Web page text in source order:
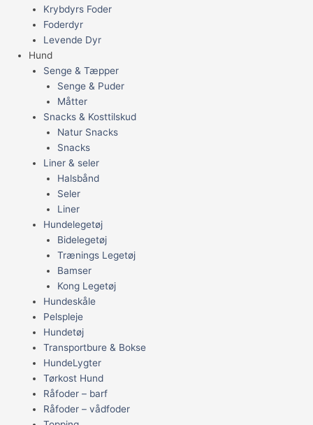
Krybdyrs Foder
Foderdyr
Levende Dyr
Hund
Senge & Tæpper
Senge & Puder
Måtter
Snacks & Kosttilskud
Natur Snacks
Snacks
Liner & seler
Halsbånd
Seler
Liner
Hundelegetøj
Bidelegetøj
Trænings Legetøj
Bamser
Kong Legetøj
Hundeskåle
Pelspleje
Hundetøj
Transportbure & Bokse
HundeLygter
Tørkost Hund
Råfoder – barf
Råfoder – vådfoder